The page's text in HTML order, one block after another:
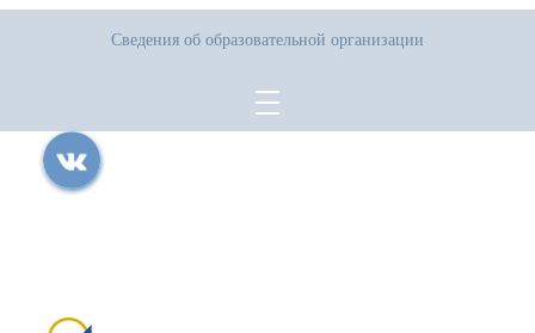
Сведения об образовательной организации